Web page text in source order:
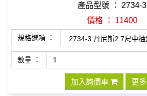
產品型號 ： 2734-3
價格 ： 11400
規格選項 ：
數量 ：
加入詢價車 更多